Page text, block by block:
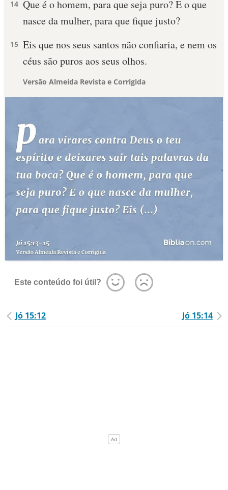
14 Que é o homem, para que seja puro? E o que
nasce da mulher, para que fique justo?
15 Eis que nos seus santos não confiaria, e nem os
céus são puros aos seus olhos.
Versão Almeida Revista e Corrigida
Este conteúdo foi útil?
Jó 15:12 Jó 15:14